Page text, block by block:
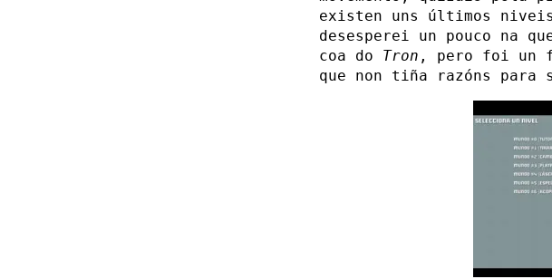
existen uns últimos
desesperei un pouco na
coa do Tron , pero foi un
que non tiña razóns para